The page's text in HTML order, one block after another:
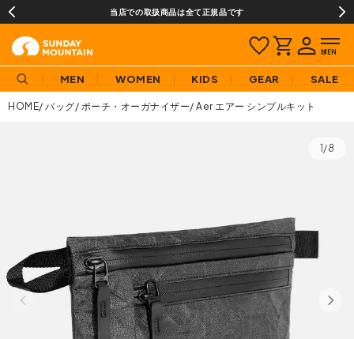
当店での取扱商品は全て正規品です
MEN WOMEN KIDS GEAR SALE
HOME バッグ ポーチ・オーガナイザー Aer エアー シンプルキット
1/8